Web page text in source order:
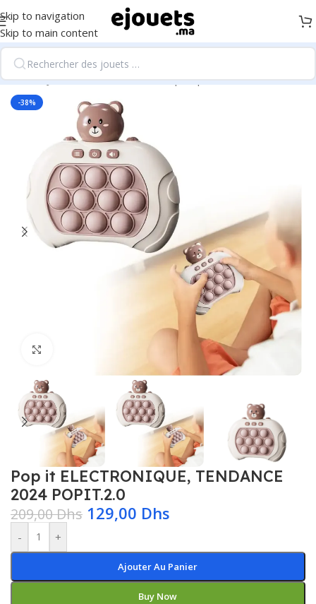
Skip to navigation
Skip to main content
Accueil/Jeux Éducatifs & Électroniques pour Enfants
-38%
Pop it ELECTRONIQUE, TENDANCE
2024 POPIT.2.0
209,00Dhs 129,00 Dhs
- +
Ajouter Au Panier
Buy Now